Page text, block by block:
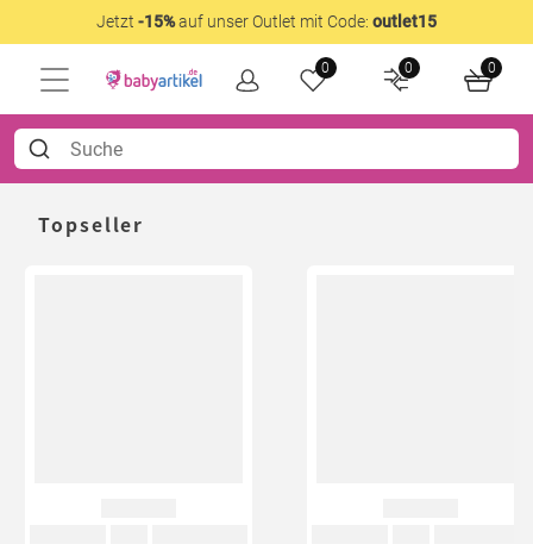
Jetzt -15%auf unser Outlet mit Code: outlet15
0 0 0
Topseller